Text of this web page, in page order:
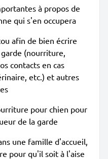
à propos de
qui s'en occupera
afin de bien écrire
(nourriture,
contacts en cas
etc.) et autres
pour chien pour
de la garde
une famille d'accueil,
pour qu'il soit à l'aise